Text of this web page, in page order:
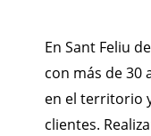
En Sant Feliu
con más de 30
en el territorio
clientes.